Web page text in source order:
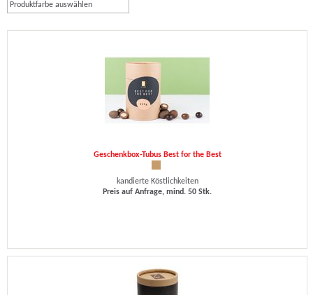
Produktfarbe auswählen
Geschenkbox-Tubus Best for the Best
kandierte Köstlichkeiten
Preis auf Anfrage, mind. 50 Stk.